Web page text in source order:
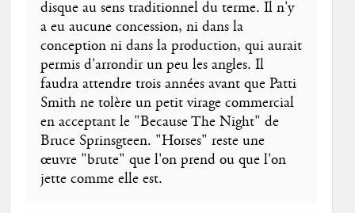
disque au sens traditionnel du terme. Il n'y
a eu aucune concession, ni dans la
conception ni dans la production, qui aurait
permis d'arrondir un peu les angles. Il
faudra attendre trois années avant que Patti
Smith ne tolère un petit virage commercial
en acceptant le "Because The Night" de
Bruce Sprinsgteen. "Horses" reste une
œuvre "brute" que l'on prend ou que l'on
jette comme elle est.